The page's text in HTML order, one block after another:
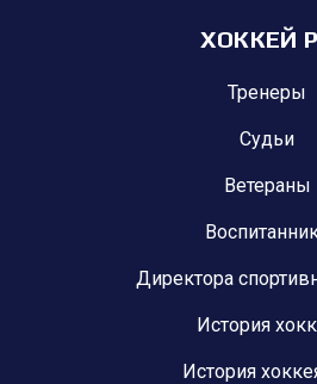
ХОККЕЙ
Тренеры
Судьи
Ветераны
Директора
История
История